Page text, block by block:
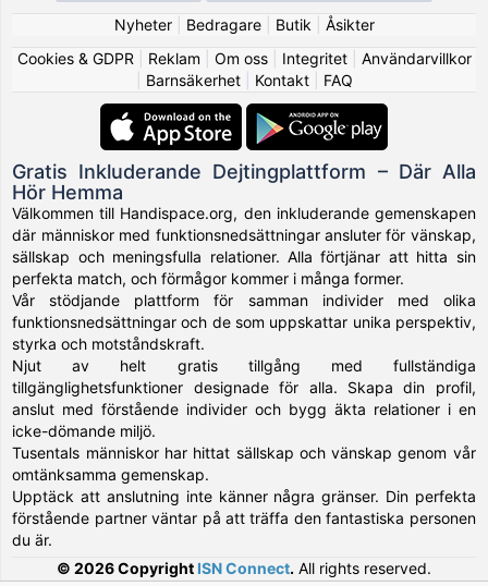
Nyheter| Bedragare| Butik
Åsikter
Cookies & GDPR
Reklam Om oss| Integritet| Användarvillkor
Barnsäkerhet| Kontakt| FAQ
Gratis Inkluderande Dejtingplattform – Där Alla
Hör Hemma
Välkommen till Handispace.org, den inkluderande gemenskapen
där människor med funktionsnedsättningar ansluter för vänskap,
sällskap och meningsfulla relationer. Alla förtjänar att hitta sin
perfekta match, och förmågor kommer i många former.
Vår stödjande plattform för samman individer med olika
funktionsnedsättningar och de som uppskattar unika perspektiv,
styrka och motståndskraft.
Njut av helt gratis tillgång med fullständiga
tillgänglighetsfunktioner designade för alla. Skapa din profil,
anslut med förstående individer och bygg äkta relationer i en
icke-dömande miljö.
Tusentals människor har hittat sällskap och vänskap genom vår
omtänksamma gemenskap.
Upptäck att anslutning inte känner några gränser. Din perfekta
förstående partner väntar på att träffa den fantastiska personen
du är.
© 2026 Copyright ISN Connect. All rights reserved.